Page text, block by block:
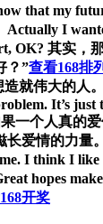
that my
I
OK? 其实，
？”查看168排
就伟大的人
It’s
一个人真的
爱情的力量。
I think I
hopes
开奖